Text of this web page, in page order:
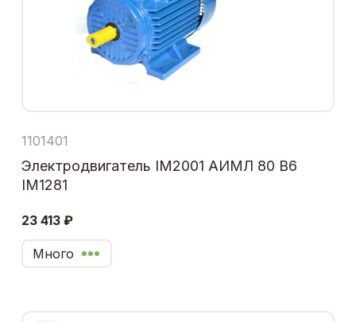
1101401
Электродвигатель IM2001 АИМЛ 80 В6
IM1281
23 413 ₽
Много